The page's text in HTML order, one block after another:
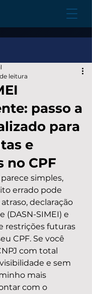
passo a
para
e
no CPF
leitura
simples,
errado pode
declaração
(DASN-SIMEI) e
restrições futuras
CPF. Se você
com total
e sem
mais
com o